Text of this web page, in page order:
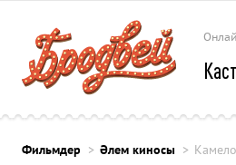
Фильмдер Әлем киносы